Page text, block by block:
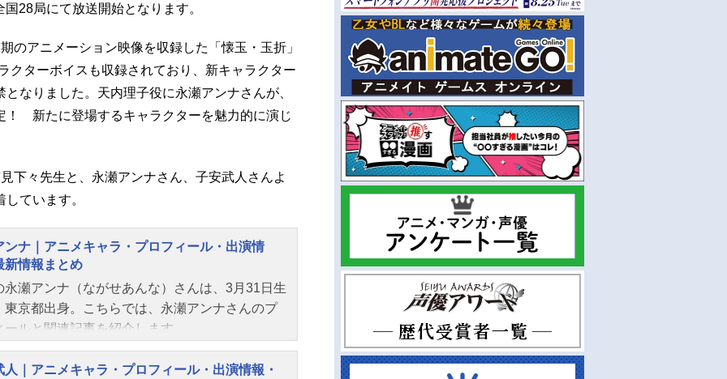
28局にて放送開始となります。
のアニメーション映像を収録した「懐玉・玉折」
クターボイスも収録されており、新キャラクター
なりました。天内理子役に永瀬アンナさんが、
！ 新たに登場するキャラクターを魅力的に演じ
下々先生と、永瀬アンナさん、子安武人さんよ
ています。
ンナ｜アニメキャラ・プロフィール・出演情
新情報まとめ
永瀬アンナ（ながせあんな）さんは、3月31日生
東京都出身。こちらでは、永瀬アンナさんのプ
ールと関連記事を紹介します。
人｜アニメキャラ・プロフィール・出演情報・